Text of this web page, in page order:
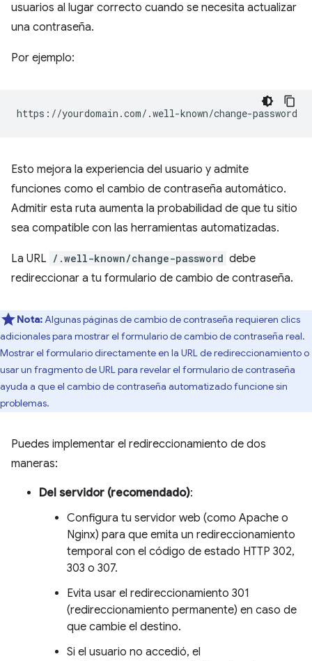
usuarios al lugar correcto cuando se necesita actualizar
una contraseña.
Por ejemplo:
Esto mejora la experiencia del usuario y admite
funciones como el cambio de contraseña automático.
Admitir esta ruta aumenta la probabilidad de que tu sitio
sea compatible con las herramientas automatizadas.
La URL /.well-known/change-password debe
redireccionar a tu formulario de cambio de contraseña.
Nota:Algunas páginas de cambio de contraseña requieren clics
adicionales para mostrar el formulario de cambio de contraseña real.
Mostrar el formulario directamente en la URL de redireccionamiento o
usar un fragmento de URL para revelar el formulario de contraseña
ayuda a que el cambio de contraseña automatizado funcione sin
problemas.
Puedes implementar el redireccionamiento de dos
maneras:
Del servidor (recomendado):
Configura tu servidor web (como Apache o
Nginx) para que emita un redireccionamiento
temporal con el código de estado HTTP 302,
303 o 307.
Evita usar el redireccionamiento 301
(redireccionamiento permanente) en caso de
que cambie el destino.
Si el usuario no accedió, el